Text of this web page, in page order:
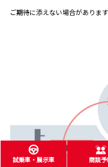
ご期待に添えない場合がありま
試乗車・展示車 商談予